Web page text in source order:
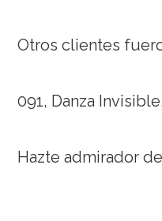
Otros clientes
091, Danza
Hazte admirador